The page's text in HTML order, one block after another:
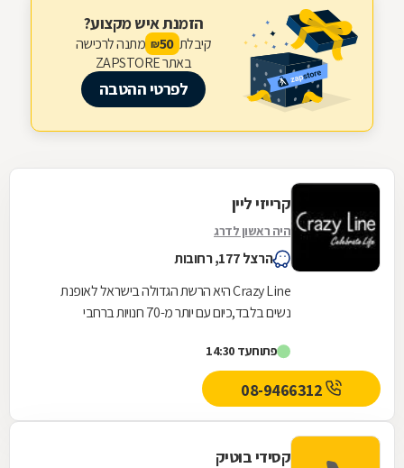
הזמנת איש מקצוע?
קיבלת 50
₪ מתנה לרכישה
באתר ZAPSTORE
לפרטי ההטבה
קרייזי ליין
היה ראשון לדרג
הרצל 177, רחובות
Crazy Line היא הרשת הגדולה בישראל לאופנת
נשים בלבד,כיום עם יותר מ-70 חנויות ברחבי
הנאמן שלה בגדים...
פתוחעד 14:30
קסידי בוטיק